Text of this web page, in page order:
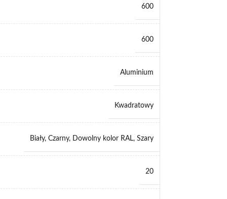
600
600
Aluminium
Kwadratowy
Biały, Czarny, Dowolny kolor RAL, Szary
20